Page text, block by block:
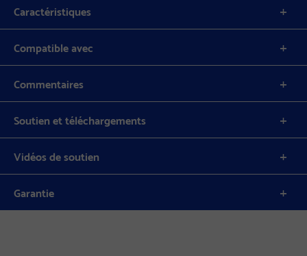
Caractéristiques
Compatible avec
Commentaires
Soutien et téléchargements
Vidéos de soutien
Garantie